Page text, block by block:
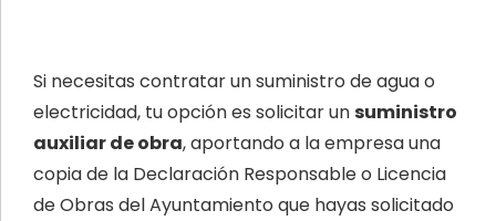
Si necesitas contratar un suministro de agua o
electricidad, tu opción es solicitar unsuministro
auxiliar de obra, aportando a la empresa una
copia de la Declaración Responsable o Licencia
de Obras del Ayuntamiento que hayas solicitado